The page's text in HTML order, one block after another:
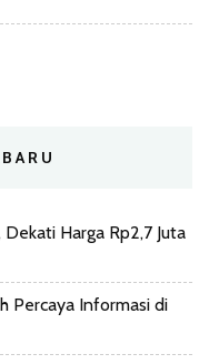
Harga Rp2,7 Juta
Percaya Informasi di